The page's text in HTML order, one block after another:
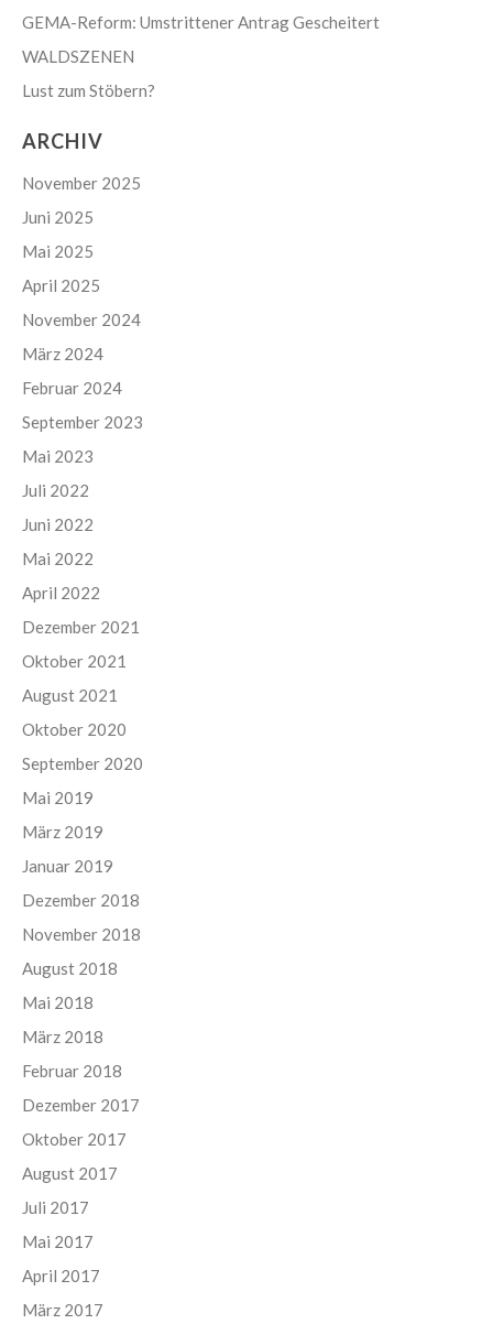
GEMA-Reform: Umstrittener Antrag Gescheitert
WALDSZENEN
Lust zum Stöbern?
ARCHIV
November 2025
Juni 2025
Mai 2025
April 2025
November 2024
März 2024
Februar 2024
September 2023
Mai 2023
Juli 2022
Juni 2022
Mai 2022
April 2022
Dezember 2021
Oktober 2021
August 2021
Oktober 2020
September 2020
Mai 2019
März 2019
Januar 2019
Dezember 2018
November 2018
August 2018
Mai 2018
März 2018
Februar 2018
Dezember 2017
Oktober 2017
August 2017
Juli 2017
Mai 2017
April 2017
März 2017